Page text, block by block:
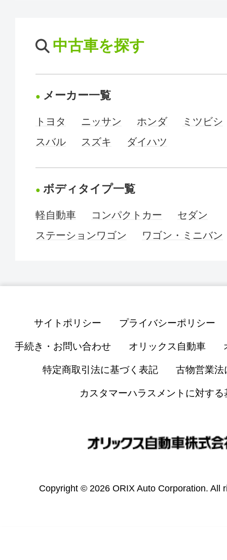
中古車を探す
メーカー一覧
トヨタ ニッサン ホンダ
ミツビシ
スバル
スズキ ダイハツ
ボディタイプ一覧
軽自動車 コンパクトカー
セダン
ステーションワゴン
ワゴン・ミニバン
サイトポリシー プライバシーポリシー
手続き・お問い合わせ オリックス自動車
特定商取引法に基づく表記 古物営業法
カスタマーハラスメントに対する
Copyright © 2026 ORIX Auto Corporation. All